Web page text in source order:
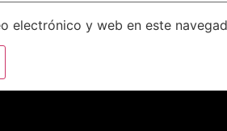
electrónico y web en este